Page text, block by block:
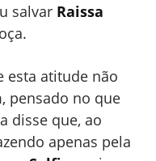
salvar Raissa
esta atitude não
pensado no que
disse que, ao
apenas pela